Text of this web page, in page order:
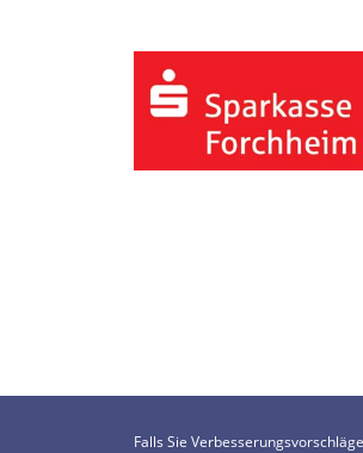
Falls Sie